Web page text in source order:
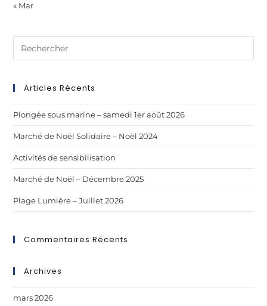
« Mar
Articles Récents
Plongée sous marine – samedi 1er août 2026
Marché de Noël Solidaire – Noël 2024
Activités de sensibilisation
Marché de Noël – Décembre 2025
Plage Lumière – Juillet 2026
Commentaires Récents
Archives
mars 2026